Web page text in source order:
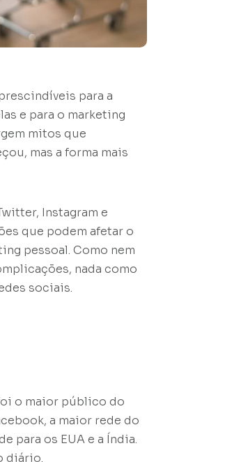
para a
e para o marketing
mitos que
mas a forma mais
Instagram e
que podem afetar o
pessoal. Como nem
nada como
sociais.
o maior público do
a maior rede do
para os EUA e a Índia.
diário.